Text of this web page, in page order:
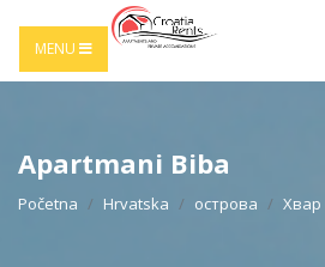
MENU
Apartmani Biba
Početna Hrvatska острова Хвар